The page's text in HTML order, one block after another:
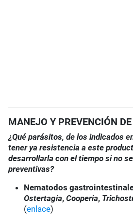
MANEJO Y PREVENCIÓN
¿Qué parásitos, de los indicados
tener ya resistencia a este
desarrollarla con el tiempo si no
preventivas?
Nematodos
Ostertagia,Cooperia,
(enlace)